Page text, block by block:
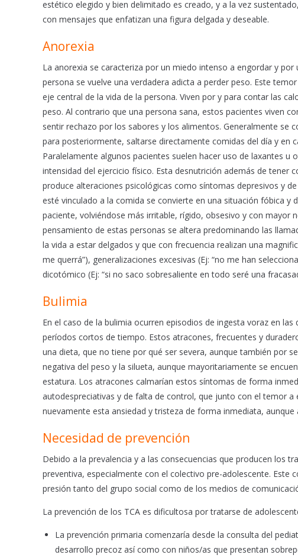
estético elegido y bien delimitado es creado, y a la vez
con mensajes que enfatizan una figura delgada y deseable.
Anorexia
La anorexia se caracteriza por un miedo intenso a engordar y
persona se vuelve una verdadera adicta a perder peso. Este
eje central de la vida de la persona. Viven por y para contar las
peso. Al contrario que una persona sana, estos pacientes viven
sentir rechazo por los sabores y los alimentos. Generalmente
para posteriormente, saltarse directamente comidas del día y en
Paralelamente algunos pacientes suelen hacer uso de laxantes
intensidad del ejercicio físico. Esta desnutrición además de tener
produce alteraciones psicológicas como síntomas depresivos y
esté vinculado a la comida se convierte en una situación fóbica y
paciente, volviéndose más irritable, rígido, obsesivo y con mayor
pensamiento de estas personas se altera predominando las
la vida a estar delgados y que con frecuencia realizan una
me querrá”), generalizaciones excesivas (Ej: “no me han
dicotómico (Ej: “si no saco sobresaliente en todo seré una
Bulimia
En el caso de la bulimia ocurren episodios de ingesta voraz en
períodos cortos de tiempo. Estos atracones, frecuentes y
una dieta, que no tiene por qué ser severa, aunque también por
negativa del peso y la silueta, aunque mayoritariamente se
estatura. Los atracones calmarían estos síntomas de forma
autodespreciativas y de falta de control, que junto con el temor
nuevamente esta ansiedad y tristeza de forma inmediata,
Necesidad de prevención
Debido a la prevalencia y a las consecuencias que producen los
preventiva, especialmente con el colectivo pre-adolescente.
presión tanto del grupo social como de los medios de
La prevención de los TCA es dificultosa por tratarse de
La prevención primaria comenzaría desde la consulta del
desarrollo precoz así como con niños/as que presentan